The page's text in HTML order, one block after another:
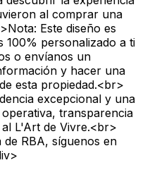
al comprar una
Este diseño es
100% personalizado a ti
o envíanos un
y hacer una
esta propiedad.<br>
excepcional y una
transparencia
L'Art de Vivre.<br>
RBA, síguenos en